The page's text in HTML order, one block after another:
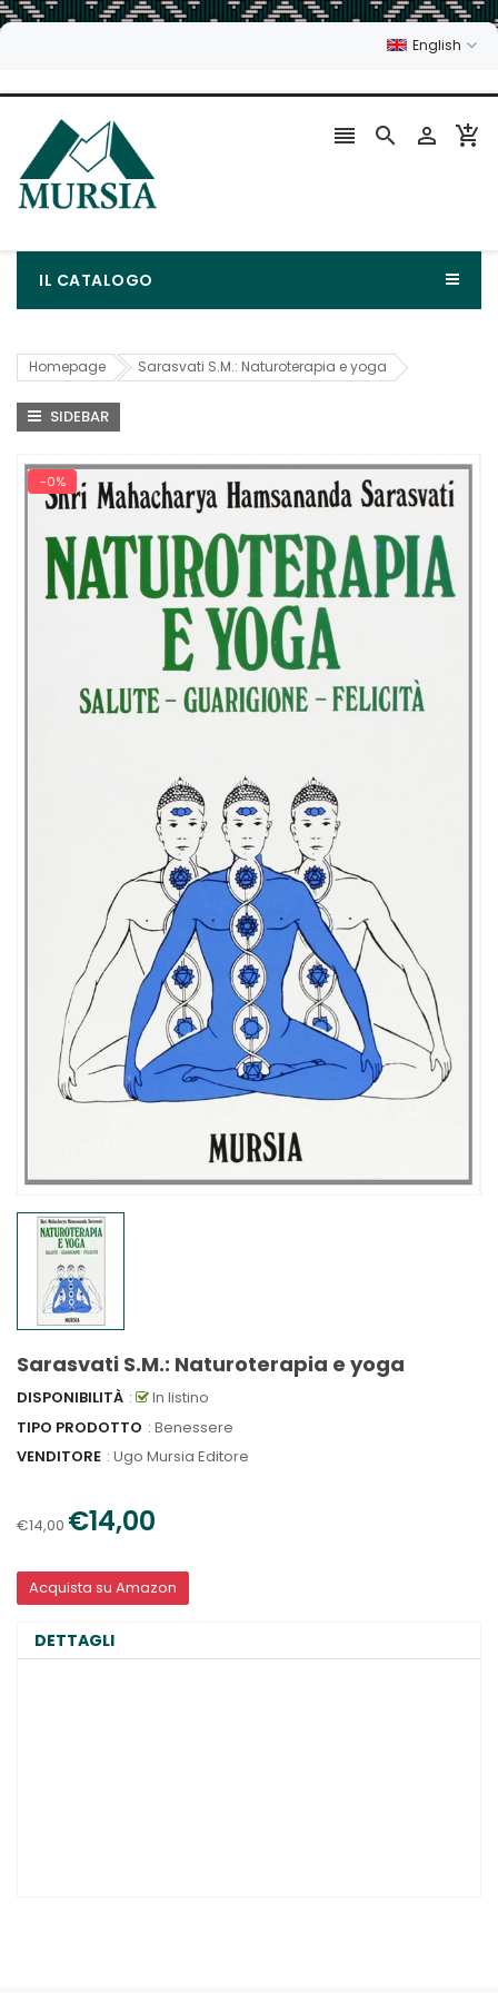
English
   
IL CATALOGO
Homepage Sarasvati S.M.: Naturoterapia e yoga
SIDEBAR
-0%
Sarasvati S.M.: Naturoterapia e yoga
DISPONIBILITÀ :
In listino
TIPO PRODOTTO : Benessere
VENDITORE : Ugo Mursia Editore
€14,00 €14,00
Acquista su Amazon
DETTAGLI